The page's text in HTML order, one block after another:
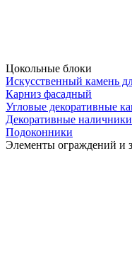
Цокольные блоки
Искусственный камень
Карниз фасадный
Угловые декоративные
Декоративные наличники
Подоконники
Элементы ограждений и